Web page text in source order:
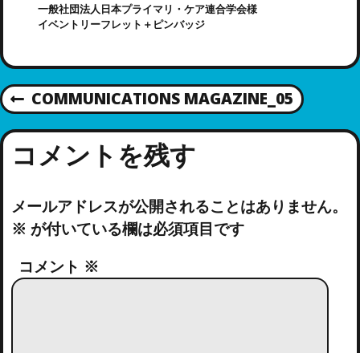
一般社団法人日本プライマリ・ケア連合学会様
イベントリーフレット＋ピンバッジ
投
稿
ナ
ビ
ゲ
ー
前
の
投
稿
COMMUNICATIONS MAGAZINE_05
コメントを残す
メールアドレスが公開されることはありません。
※ が付いている欄は必須項目です
コメント ※